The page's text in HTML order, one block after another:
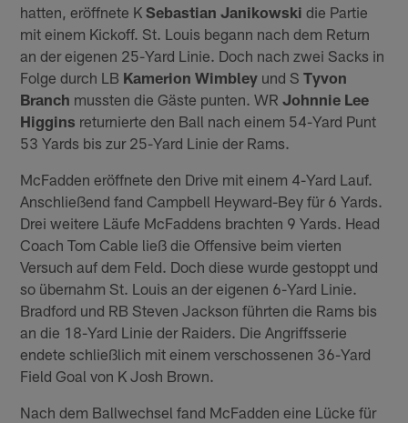
hatten, eröffnete KSebastian Janikowski die Partie
mit einem Kickoff. St. Louis begann nach dem Return
an der eigenen 25-Yard Linie. Doch nach zwei Sacks in
Folge durch LB Kamerion Wimbley und STyvon
Branch mussten die Gäste punten. WRJohnnie Lee
Higgins returnierte den Ball nach einem 54-Yard Punt
53 Yards bis zur 25-Yard Linie der Rams.
McFadden eröffnete den Drive mit einem 4-Yard Lauf.
Anschließend fand Campbell Heyward-Bey für 6 Yards.
Drei weitere Läufe McFaddens brachten 9 Yards. Head
Coach Tom Cable ließ die Offensive beim vierten
Versuch auf dem Feld. Doch diese wurde gestoppt und
so übernahm St. Louis an der eigenen 6-Yard Linie.
Bradford und RB Steven Jackson führten die Rams bis
an die 18-Yard Linie der Raiders. Die Angriffsserie
endete schließlich mit einem verschossenen 36-Yard
Field Goal von K Josh Brown.
Nach dem Ballwechsel fand McFadden eine Lücke für